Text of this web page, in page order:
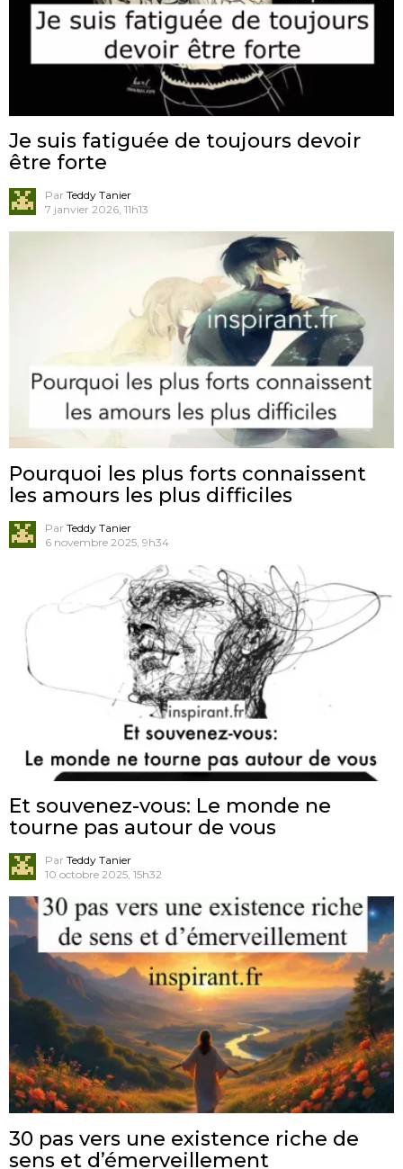
Je suis fatiguée de toujours devoir
être forte
Par Teddy Tanier
7 janvier 2026, 11h13
Pourquoi les plus forts connaissent
les amours les plus difficiles
Par Teddy Tanier
6 novembre 2025, 9h34
Et souvenez-vous: Le monde ne
tourne pas autour de vous
Par Teddy Tanier
10 octobre 2025, 15h32
30 pas vers une existence riche de
sens et d’émerveillement